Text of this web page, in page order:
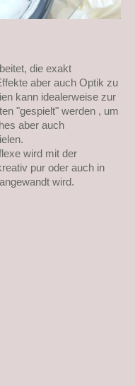
die exakt
aber auch Optik zu
kann idealerweise zur
"gespielt" werden , um
aber auch
wird mit der
pur oder auch in
wird.